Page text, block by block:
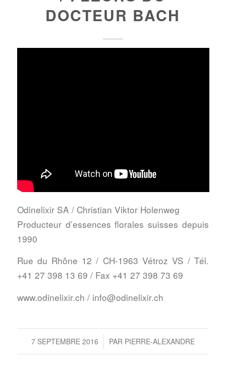
DOCTEUR BACH
Odinelixir SA / Christian Viktor Holenweg
Producteur d’essences florales suisses depuis
1990
Rue du Rhône 12 / CH-1963 Vétroz VS / Tél.
+41 27 398 13 69 / Fax +41 27 398 73 69
www.odinelixir.ch / info@odinelixir.ch
7 SEPTEMBRE 2016
/ PAR PIERRE-ALEXANDRE